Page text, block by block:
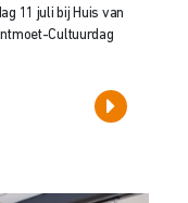
11 juli bij Huis van
Cultuurdag